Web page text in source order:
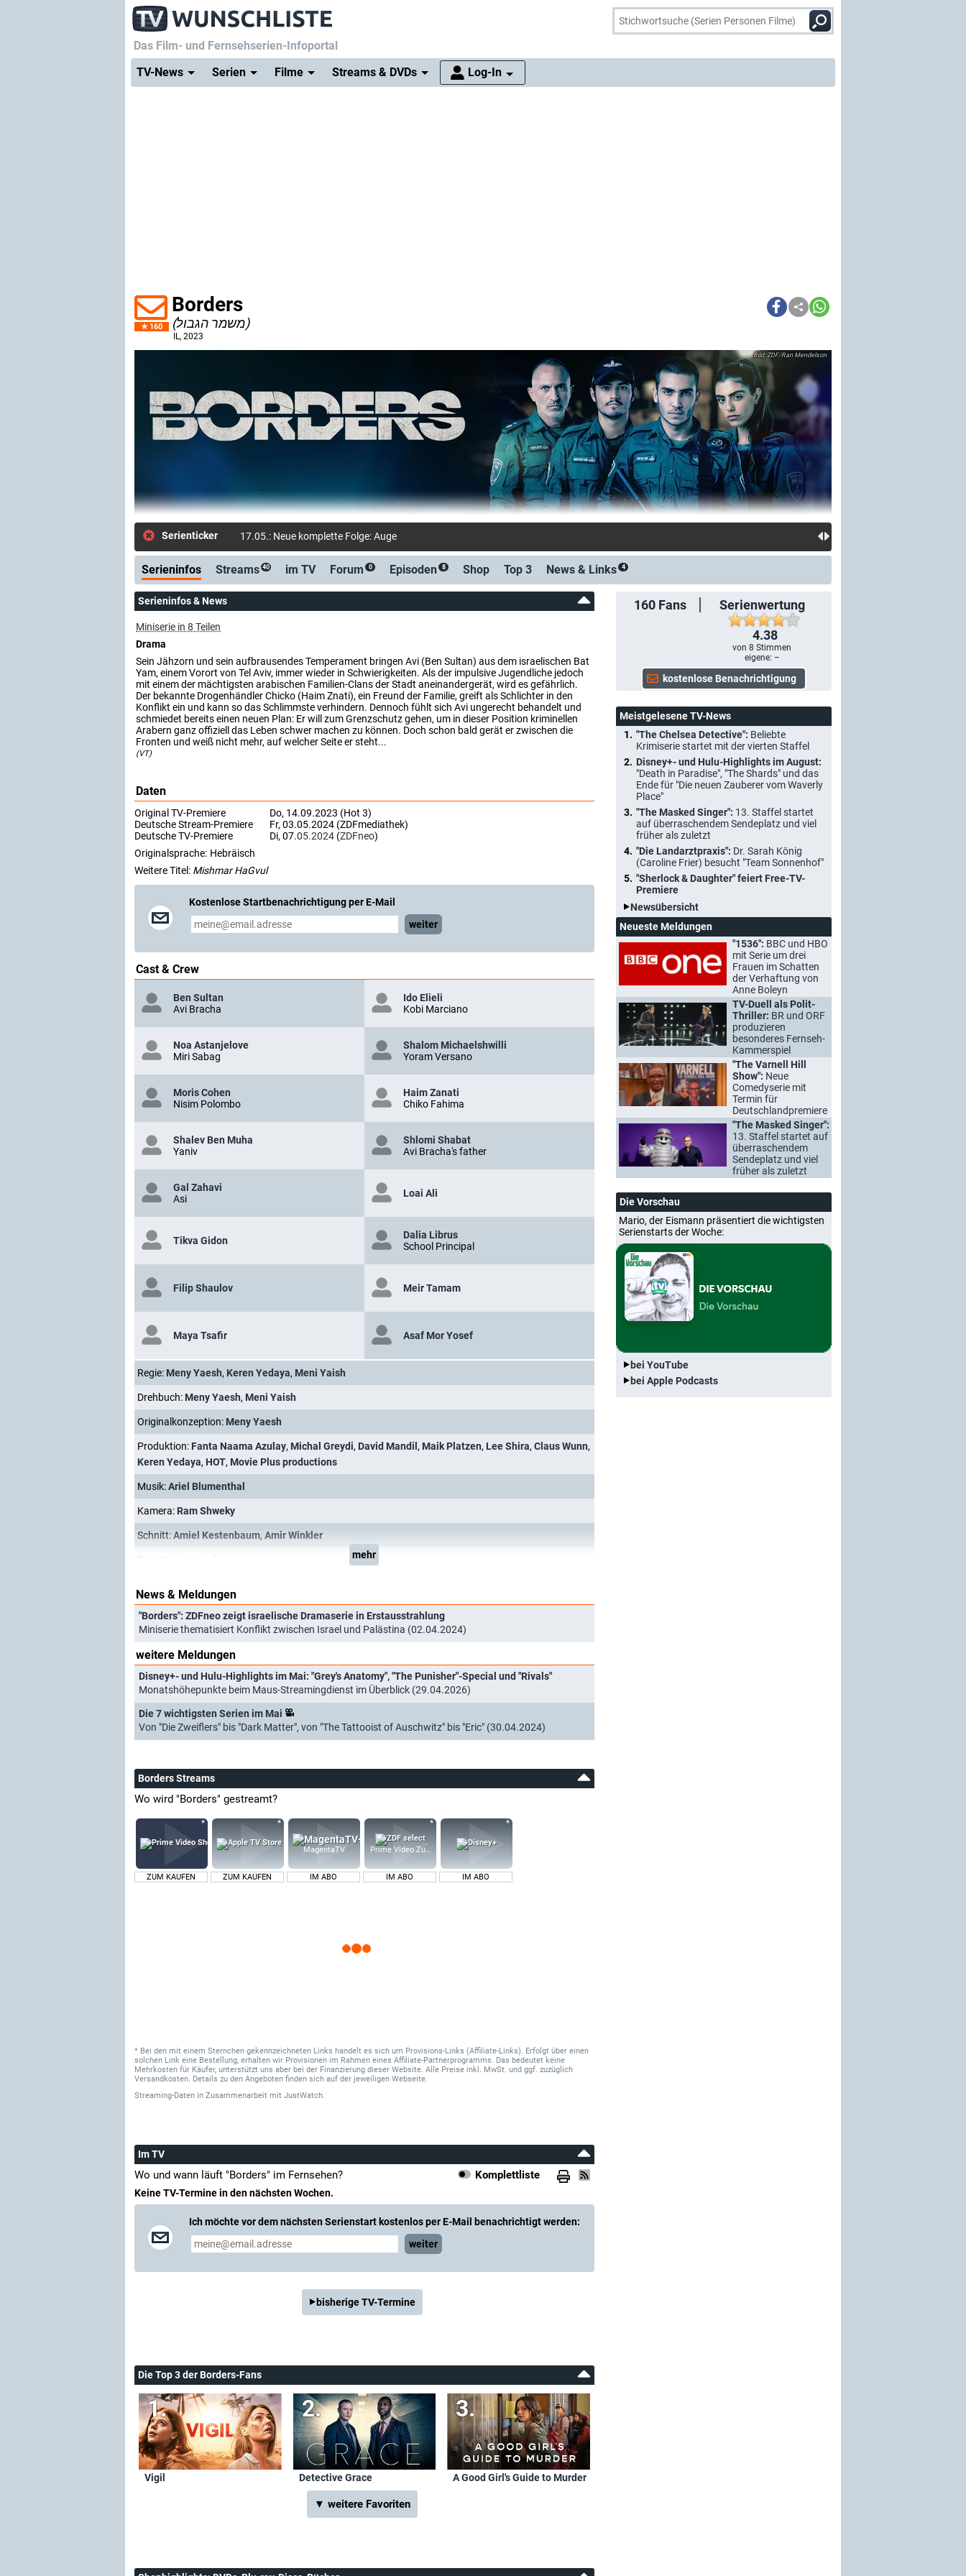
Das Film- und Fernsehserien-Infoportal
TV-News
Serien Filme Streams & DVDs Log-In
160
Borders
(משמר הגבול)
IL, 2023
ZDF/Ran Mendelson
Serienticker 17.05.: Neue komplette Folge: Auge um Auge (Disney+)
Serieninfos Streams 40 im TV Forum 0 Episoden 8 Shop Top 3 News & Links 4
160 Fans
Serienwertung
4.38
von8 Stimmen
eigene: –
Serieninfos & News
Miniserie in 8 Teilen
Drama
Sein Jähzorn und sein aufbrausendes Temperament bringen Avi (Ben Sultan) aus dem israelischen Bat
Yam, einem Vorort von Tel Aviv, immer wieder in Schwierigkeiten. Als der impulsive Jugendliche jedoch
mit einem der mächtigsten arabischen Familien-Clans der Stadt aneinandergerät, wird es gefährlich.
Der bekannte Drogenhändler Chicko (Haim Znati), ein Freund der Familie, greift als Schlichter in den
Konflikt ein und kann so das Schlimmste verhindern. Dennoch fühlt sich Avi ungerecht behandelt und
schmiedet bereits einen neuen Plan: Er will zum Grenzschutz gehen, um in dieser Position kriminellen
Arabern ganz offiziell das Leben schwer machen zu können. Doch schon bald gerät er zwischen die
Fronten und weiß nicht mehr, auf welcher Seite er steht...
(VT)
Daten
Original TV-Premiere
Do, 14.09.2023 (Hot 3)
Deutsche Stream-Premiere
Fr, 03.05.2024 (ZDFmediathek)
Deutsche TV-Premiere
Di, 07.05.2024 (ZDFneo)
Originalsprache: Hebräisch
Weitere Titel: Mishmar HaGvul
Kostenlose Startbenachrichtigung per E-Mail
weiter
Cast & Crew
Ben Sultan
Avi Bracha
Ido Elieli
Kobi Marciano
Noa Astanjelove
Miri Sabag
Shalom Michaelshwilli
Yoram Versano
Moris Cohen
Nisim Polombo
Haim Zanati
Chiko Fahima
Shalev Ben Muha
Yaniv
Shlomi Shabat
Avi Bracha's father
Gal Zahavi
Asi
Loai Ali
Tikva Gidon
Dalia Librus
School Principal
Filip Shaulov Meir Tamam
Maya Tsafir Asaf Mor Yosef
Regie: Meny Yaesh, Keren Yedaya, Meni Yaish
Drehbuch: Meny Yaesh, Meni Yaish
Originalkonzeption: Meny Yaesh
Produktion: Fanta Naama Azulay, Michal Greydi, David Mandil , Maik Platzen, Lee Shira, Claus Wunn,
Keren Yedaya, HOT, Movie Plus productions
Musik:Ariel Blumenthal
Kamera: Ram Shweky
Schnitt:Amiel Kestenbaum, Amir Winkler
mehr
News & Meldungen
"Borders": ZDFneo zeigt israelische Dramaserie in Erstausstrahlung
Miniserie thematisiert Konflikt zwischen Israel und Palästina (02.04.2024)
weitere Meldungen
Disney+- und Hulu-Highlights im Mai: "Grey's Anatomy", "The Punisher"-Special und "Rivals"
Monatshöhepunkte beim Maus-Streamingdienst im Überblick (29.04.2026)
Die 7 wichtigsten Serien im Mai
Von "Die Zweiflers" bis "Dark Matter", von "The Tattooist of Auschwitz" bis "Eric" (30.04.2024)
Borders Streams
Wo wird "Borders" gestreamt?
ZUM KAUFEN ZUM KAUFEN
MagentaTV
IM ABO
Prime Video Zusatz-Kanäle
IM ABO IM ABO
* Bei den mit einem Sternchen gekennzeichneten Links handelt es sich um Provisions-Links (Affiliate-Links). Erfolgt über einen
solchen Link eine Bestellung, erhalten wir Provisionen im Rahmen eines Affiliate-Partnerprogramms. Das bedeutet keine
Mehrkosten für Käufer, unterstützt uns aber bei der Finanzierung dieser Website. Alle Preise inkl. MwSt. und ggf. zuzüglich
Versandkosten. Details zu den Angeboten finden sich auf der jeweiligen Webseite.
Streaming-Daten in Zusammenarbeit mit JustWatch.
Im TV
Wo und wann läuft "Borders" im Fernsehen? Komplettliste
Keine TV-Termine in den nächsten Wochen.
Ich möchte vor dem nächsten Serienstart kostenlos per E-Mail benachrichtigt werden:
weiter
bisherige TV-Termine
Die Top 3 der Borders-Fans
Vigil Detective Grace A Good Girl's Guide to Murder
▼ weitere Favoriten
Meistgelesene TV-News
"The Chelsea Detective": Beliebte
Krimiserie startet mit der vierten Staffel
Disney+- und Hulu-Highlights im August:
"Death in Paradise", "The Shards" und das
Ende für "Die neuen Zauberer vom Waverly
Place"
"The Masked Singer": 13. Staffel startet
auf überraschendem Sendeplatz und viel
früher als zuletzt
"Die Landarztpraxis": Dr. Sarah König
(Caroline Frier) besucht "Team Sonnenhof"
"Sherlock & Daughter" feiert Free-TV-
Premiere
Newsübersicht
Neueste Meldungen
"1536": BBC und HBO
mit Serie um drei
Frauen im Schatten
der Verhaftung von
Anne Boleyn
TV-Duell als Polit-
Thriller: BR und ORF
produzieren
besonderes Fernseh-
Kammerspiel
"The Varnell Hill
Show": Neue
Comedyserie mit
Termin für
Deutschlandpremiere
"The Masked Singer":
13. Staffel startet auf
überraschendem
Sendeplatz und viel
früher als zuletzt
Die Vorschau
Mario, der Eismann präsentiert die wichtigsten
Serienstarts der Woche:
bei YouTube
bei Apple Podcasts